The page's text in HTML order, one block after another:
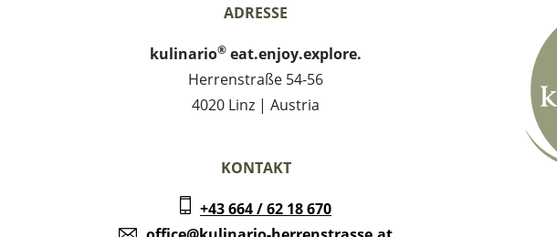
ADRESSE
kulinario® eat.enjoy.explore.
Herrenstraße 54-56
4020 Linz | Austria
KONTAKT
+43 664 / 62 18 670